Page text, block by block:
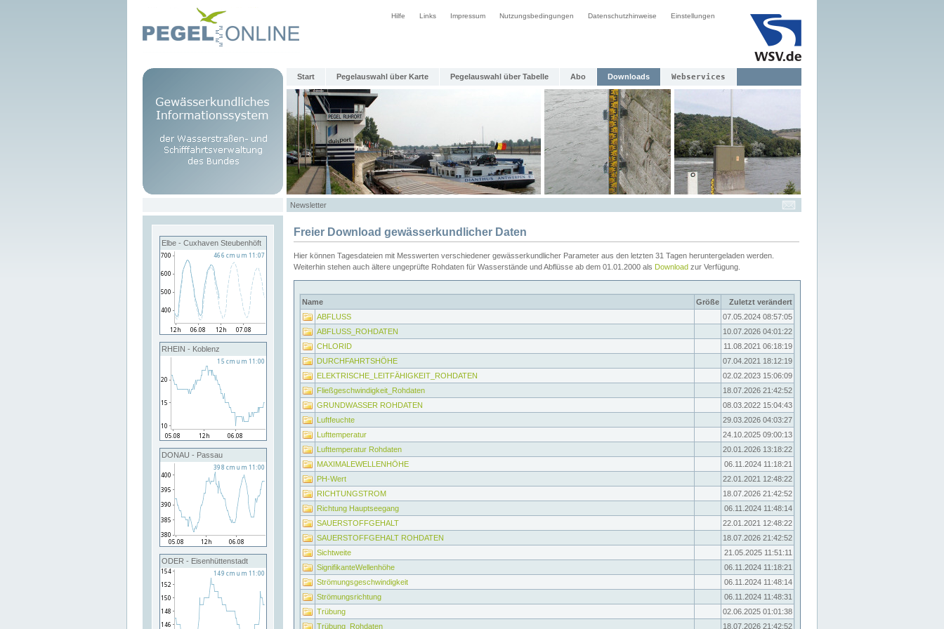
Hilfe Links Impressum Nutzungsbedingungen Datenschutzhinweise Einstellungen
Start Pegelauswahl über Karte Pegelauswahl über Tabelle Abo Downloads Webservices
Newsletter
Elbe - Cuxhaven Steubenhöft
RHEIN - Koblenz
DONAU - Passau
ODER - Eisenhüttenstadt
Freier Download gewässerkundlicher Daten
Hier können Tagesdateien mit Messwerten verschiedener gewässerkundlicher Parameter aus den letzten 31 Tagen heruntergeladen werden.
Weiterhin stehen auch ältere ungeprüfte Rohdaten für Wasserstände und Abflüsse ab dem 01.01.2000 als Download zur Verfügung.
Name Größe
Zuletzt verändert
ABFLUSS
07.05.2024 08:57:05
ABFLUSS_ROHDATEN
10.07.2026 04:01:22
CHLORID
11.08.2021 06:18:19
DURCHFAHRTSHÖHE
07.04.2021 18:12:19
ELEKTRISCHE_LEITFÄHIGKEIT_ROHDATEN
02.02.2023 15:06:09
Fließgeschwindigkeit_Rohdaten
18.07.2026 21:42:52
GRUNDWASSER ROHDATEN
08.03.2022 15:04:43
Luftfeuchte
29.03.2026 04:03:27
Lufttemperatur
24.10.2025 09:00:13
Lufttemperatur Rohdaten
20.01.2026 13:18:22
MAXIMALEWELLENHÖHE
06.11.2024 11:18:21
PH-Wert
22.01.2021 12:48:22
RICHTUNGSTROM
18.07.2026 21:42:52
Richtung Hauptseegang
06.11.2024 11:48:14
SAUERSTOFFGEHALT
22.01.2021 12:48:22
SAUERSTOFFGEHALT ROHDATEN
18.07.2026 21:42:52
Sichtweite
21.05.2025 11:51:11
SignifikanteWellenhöhe
06.11.2024 11:18:21
Strömungsgeschwindigkeit
06.11.2024 11:48:14
Strömungsrichtung
06.11.2024 11:48:31
Trübung
02.06.2025 01:01:38
Trübung_Rohdaten
18.07.2026 21:42:52